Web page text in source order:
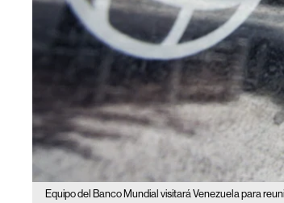
Equipo del Banco Mundial visitará Venezuela para